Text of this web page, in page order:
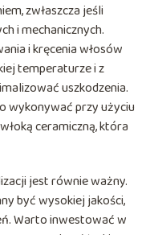
zwłaszcza jeśli
i mechanicznych.
i kręcenia włosów
temperaturze i z
uszkodzenia.
wykonywać przy użyciu
ceramiczną, która
jest równie ważny.
być wysokiej jakości,
Warto inwestować w